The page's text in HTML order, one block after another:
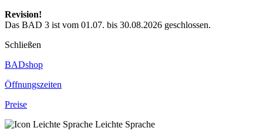
Revision!
Das BAD 3 ist vom 01.07. bis 30.08.2026 geschlossen.
Schließen
BADshop
Öffnungs­zeiten
Preise
Leichte Sprache